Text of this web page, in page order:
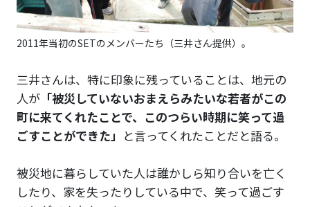
2011年当初のSETのメンバーたち（三井さん提供）。
三井さんは、特に印象に残っていることは、地元の
人が 「被災していないおまえらみたいな若者がこの
町に来てくれたことで、このつらい時期に笑って過
ごすことができた」 と言ってくれたことだと語る。
被災地に暮らしていた人は誰かしら知り合いを亡く
したり、家を失ったりしている中で、笑って過ごす